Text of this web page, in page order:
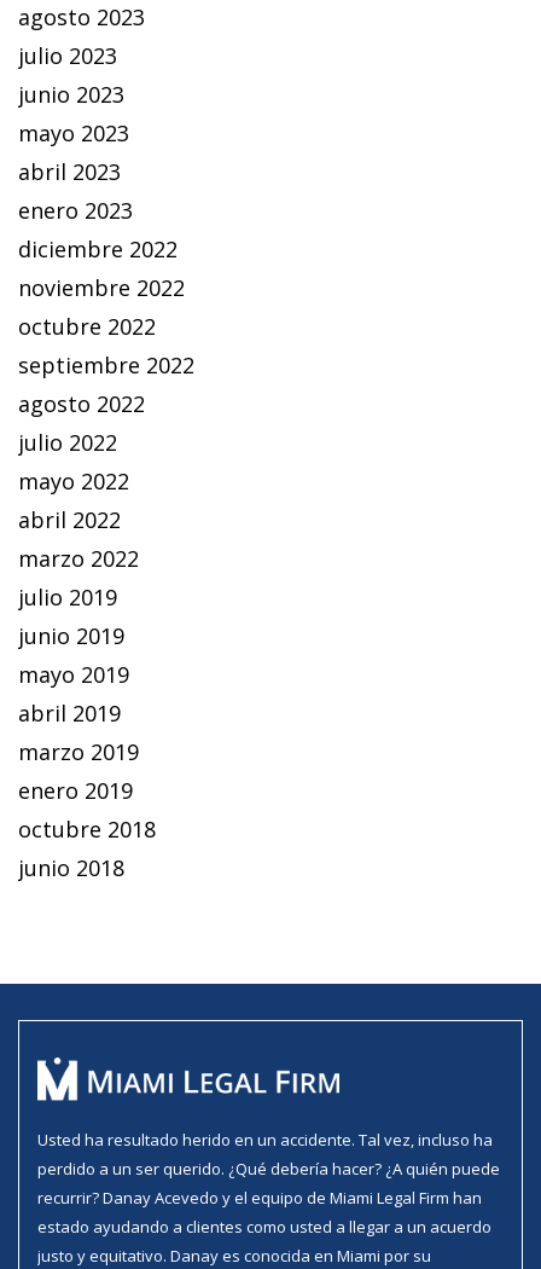
agosto 2023
julio 2023
junio 2023
mayo 2023
abril 2023
enero 2023
diciembre 2022
noviembre 2022
octubre 2022
septiembre 2022
agosto 2022
julio 2022
mayo 2022
abril 2022
marzo 2022
julio 2019
junio 2019
mayo 2019
abril 2019
marzo 2019
enero 2019
octubre 2018
junio 2018
Usted ha resultado herido en un accidente. Tal vez, incluso ha
perdido a un ser querido. ¿Qué debería hacer? ¿A quién puede
recurrir? Danay Acevedo y el equipo de Miami Legal Firm han
estado ayudando a clientes como usted a llegar a un acuerdo
justo y equitativo. Danay es conocida en Miami por su